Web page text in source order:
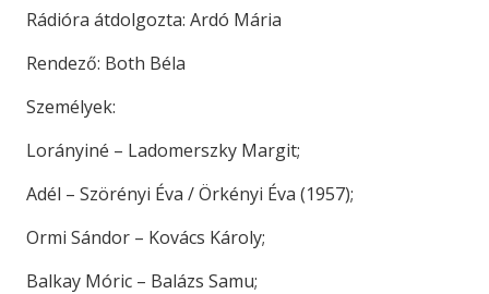
Rádióra átdolgozta: Ardó Mária
Rendező: Both Béla
Személyek:
Lorányiné – Ladomerszky Margit;
Adél – Szörényi Éva / Örkényi Éva (1957);
Ormi Sándor – Kovács Károly;
Balkay Móric – Balázs Samu;